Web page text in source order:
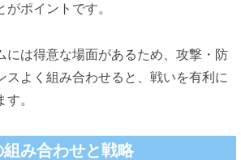
ポイントです。
には得意な場面があるため、攻撃・防
スよく組み合わせると、戦いを有利に
。
み合わせと戦略